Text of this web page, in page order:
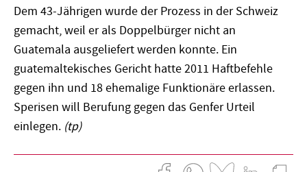
Dem 43-Jährigen wurde der Prozess in der Schweiz
gemacht, weil er als Doppelbürger nicht an
Guatemala ausgeliefert werden konnte. Ein
guatemaltekisches Gericht hatte 2011 Haftbefehle
gegen ihn und 18 ehemalige Funktionäre erlassen.
Sperisen will Berufung gegen das Genfer Urteil
einlegen. (tp)